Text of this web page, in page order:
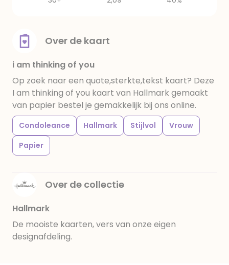
Over de kaart
i am thinking of you
Op zoek naar een quote,sterkte,tekst kaart? Deze
I am thinking of you kaart van Hallmark gemaakt
van papier bestel je gemakkelijk bij ons online.
Condoleance Hallmark Stijlvol
Vrouw
Papier
Over de collectie
Hallmark
De mooiste kaarten, vers van onze eigen
designafdeling.